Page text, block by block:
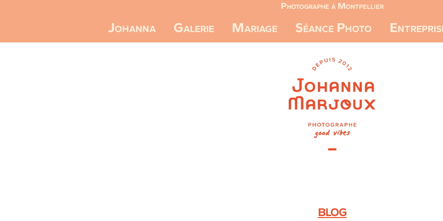
Photographe à Montpellier
Johanna Galerie Mariage Séance Photo
BLOG